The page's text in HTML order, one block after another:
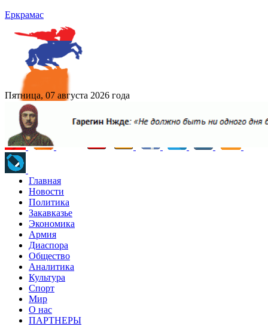
Еркрамас
Пятница, 07 августа 2026 года
Главная
Новости
Политика
Закавказье
Экономика
Армия
Диаспора
Общество
Аналитика
Культура
Спорт
Мир
О нас
ПАРТНЕРЫ